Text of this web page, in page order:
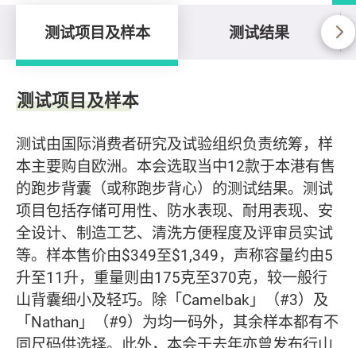
测试项目及样本 测试结果
测试项目及样本
测试项目及样本
测试由国际消费者研究及试验组织负责统筹，样
本主要购自欧洲。本会选取当中12款于本港有售
的跑步背囊（或称跑步背心）的测试结果。测试
项目包括存储可用性、防水表现、耐用表现、安
全设计、制造工艺、清洗方便程度及评审员实试
等。样本售价由$349至$1,349，声称容量约由5
升至11升，重量则由175克至370克，较一般行
山背囊细小及轻巧。除「Camelbak」（#3）及
「Nathan」（#9）为均一码外，其余样本都有不
同尺码供选择。此外，本会于去年亦曾发布行山